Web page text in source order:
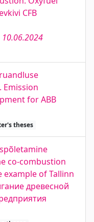
CFB
10.06.2024
for ABB
theses
co-combustion
of Tallinn
древесной